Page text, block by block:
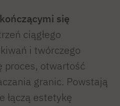
się
ciągłego
i twórczego
proces, otwartość
granic. Powstają
łączą estetykę